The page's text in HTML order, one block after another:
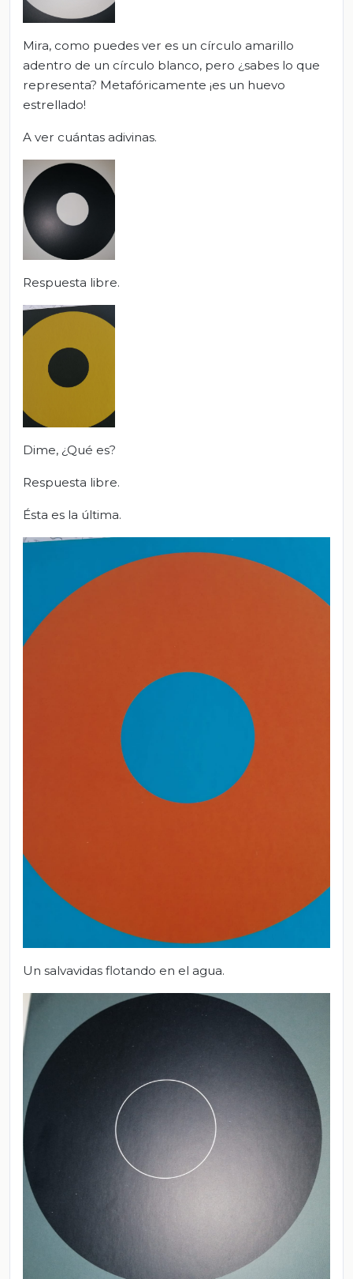
Mira, como puedes ver es un círculo amarillo
adentro de un círculo blanco, pero ¿sabes lo que
representa? Metafóricamente ¡es un huevo
estrellado!
A ver cuántas adivinas.
Respuesta libre.
Dime, ¿Qué es?
Respuesta libre.
Ésta es la última.
Un salvavidas flotando en el agua.